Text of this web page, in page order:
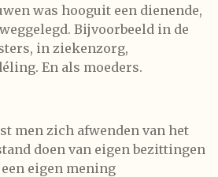
was hooguit een dienende,
Bijvoorbeeld in de
in ziekenzorg,
En als moeders.
men zich afwenden van het
doen van eigen bezittingen
eigen mening